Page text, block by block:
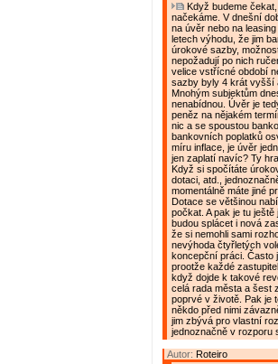
Když budeme
načekáme. V dnešní
na úvěr nebo na
letech výhodu, že jim
úrokové sazby,
nepožadují po nich
velice vstřícné období
sazby byly 4 krát vyšší
Mnohým subjektům
nenabídnou. Úvěr je
peněz na nějakém
nic a se spoustou
bankovních poplatků
míru inflace, je úvěr
jen zaplatí navíc? Ty
Když si spočítáte
dotaci, atd.,
momentálně máte jiné
Dotace se většinou
počkat. A pak je tu
budou splácet i nová
že si nemohli sami
nevýhoda čtyřletých
koncepční práci. Často
prootže každé
když dojde k takové
celá rada města a šest
poprvé v životě. Pak je
někdo před nimi
jim zbývá pro vlastní
jednoznačně v rozporu
Autor: Roteiro